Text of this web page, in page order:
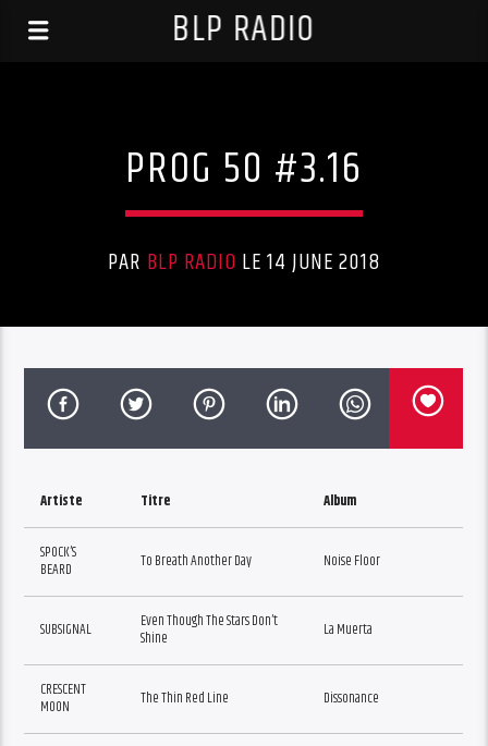
BLP RADIO
PROG 50 #3.16
PAR BLP RADIO LE 14 JUNE 2018
Artiste Titre Album
SPOCK’S
BEARD
To Breath Another Day Noise Floor
SUBSIGNAL
Even Though The Stars Don’t
Shine
La Muerta
CRESCENT
MOON
The Thin Red Line Dissonance